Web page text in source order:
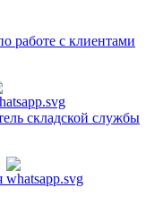
работе с клиентами
складской службы